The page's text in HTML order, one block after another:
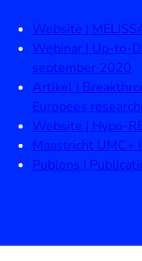
Website |
Webinar | Up-to-
september 2020
Artikel |
Europees
Website | Hypo-
Maastricht UMC+
Publons |